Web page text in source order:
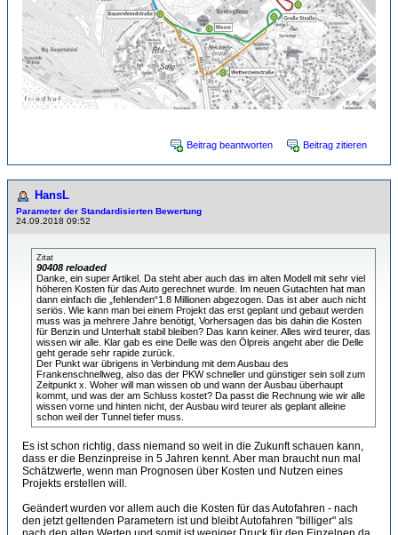
Beitrag beantworten Beitrag zitieren
HansL
Parameter der Standardisierten Bewertung
24.09.2018 09:52
Zitat
90408 reloaded
Danke, ein super Artikel. Da steht aber auch das im alten Modell mit sehr viel
höheren Kosten für das Auto gerechnet wurde. Im neuen Gutachten hat man
dann einfach die „fehlenden“1.8 Millionen abgezogen. Das ist aber auch nicht
seriös. Wie kann man bei einem Projekt das erst geplant und gebaut werden
muss was ja mehrere Jahre benötigt, Vorhersagen das bis dahin die Kosten
für Benzin und Unterhalt stabil bleiben? Das kann keiner. Alles wird teurer, das
wissen wir alle. Klar gab es eine Delle was den Ölpreis angeht aber die Delle
geht gerade sehr rapide zurück.
Der Punkt war übrigens in Verbindung mit dem Ausbau des
Frankenschnellweg, also das der PKW schneller und günstiger sein soll zum
Zeitpunkt x. Woher will man wissen ob und wann der Ausbau überhaupt
kommt, und was der am Schluss kostet? Da passt die Rechnung wie wir alle
wissen vorne und hinten nicht, der Ausbau wird teurer als geplant alleine
schon weil der Tunnel tiefer muss.
Es ist schon richtig, dass niemand so weit in die Zukunft schauen kann,
dass er die Benzinpreise in 5 Jahren kennt. Aber man braucht nun mal
Schätzwerte, wenn man Prognosen über Kosten und Nutzen eines
Projekts erstellen will.
Geändert wurden vor allem auch die Kosten für das Autofahren - nach
den jetzt geltenden Parametern ist und bleibt Autofahren "billiger" als